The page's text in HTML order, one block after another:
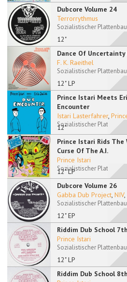
Dubcore Volume 24
12"
Terrorrythmus
Sozialistischer
Dance Of Uncertainty
12" LP
F. K. Raeithel
Sozialistischer
Prince Istari Meets
Encounter
12"
Istari Lasterfahrer,
Sozialistischer Plattenbau
Prince Istari Rids The
Curse Of The A.I.
12" LP
Prince Istari
Sozialistischer Plattenbau
Dubcore Volume 26
12" EP
Gabba Dub Project, NIV,
Sozialistischer
Riddim Dub School
12" LP
Prince Istari
Sozialistischer
Riddim Dub School